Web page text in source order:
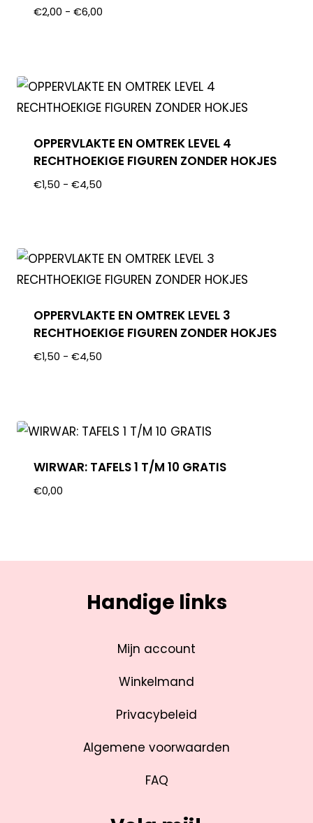
€2,00 - €6,00
OPPERVLAKTE EN OMTREK LEVEL 4
RECHTHOEKIGE FIGUREN ZONDER HOKJES
€1,50 - €4,50
OPPERVLAKTE EN OMTREK LEVEL 3
RECHTHOEKIGE FIGUREN ZONDER HOKJES
€1,50 - €4,50
WIRWAR: TAFELS 1 T/M 10 GRATIS
€0,00
Handige links
Mijn account
Winkelmand
Privacybeleid
Algemene voorwaarden
FAQ